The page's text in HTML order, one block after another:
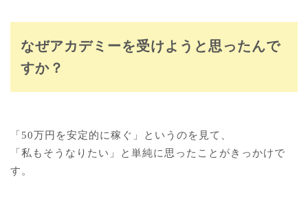
なぜアカデミーを受けようと思ったんで
すか？
「50万円を安定的に稼ぐ」というのを見て、
「私もそうなりたい」と単純に思ったことがきっかけで
す。